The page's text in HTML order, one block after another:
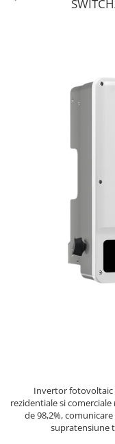
Cabluri semnalizare
Conductori rigizi cupru
Cabluri semnalizare si
Invertor fotovoltaic
rezidentiale si
de 98,2%,
supratensiune